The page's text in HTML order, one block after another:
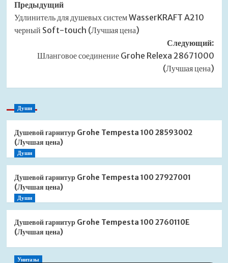
Навигация
записи
Предыдущий
Удлинитель для душевых систем WasserKRAFT A210
черный Soft-touch (Лучшая цена)
Следующий:
Шланговое соединение Grohe Relexa 28671000
(Лучшая цена)
Души
Душевой гарнитур Grohe Tempesta 100 28593002
(Лучшая цена)
Души
Душевой гарнитур Grohe Tempesta 100 27927001
(Лучшая цена)
Души
Душевой гарнитур Grohe Tempesta 100 2760110E
(Лучшая цена)
Унитазы